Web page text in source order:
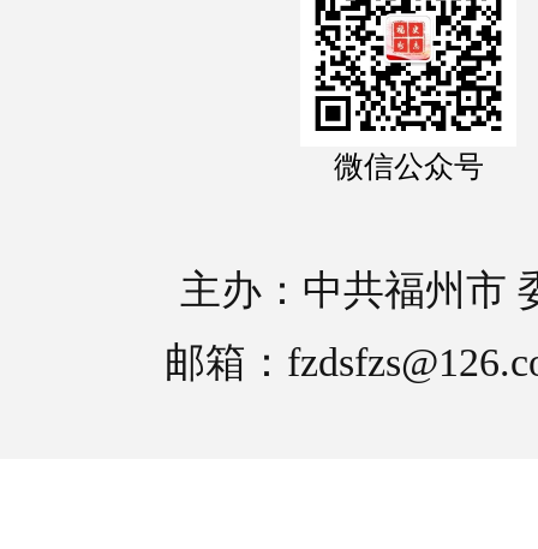
微信公众号
主办：中共福州市
邮箱：